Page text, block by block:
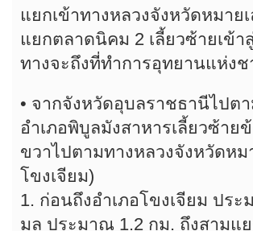
แยกเข้าทางหลวงจังหวัดหมาย
แยกตลาดนิคม 2 เลี้ยวซ้ายเข้
ทางจะถึงที่ทำการอุทยานแห่ง
• จากจังหวัดอุบลราชธานีไปต
อำเภอพิบูลมังสาหารเลี้ยวซ้าย
ขวาไปตามทางหลวงจังหวัดห
โขงเจียม)
1. ก่อนถึงอำเภอโขงเจียม ปร
มูล ประมาณ 1.2 กม. ถึงสามแ